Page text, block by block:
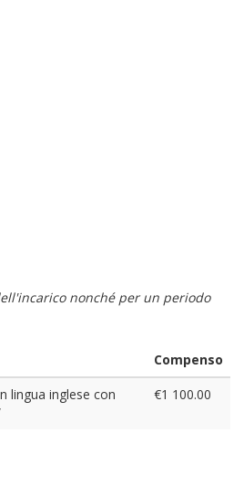
nonché per un periodo
Compenso
lingua inglese con
€1 100.00